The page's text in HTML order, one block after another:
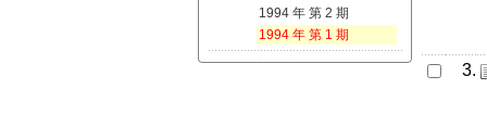
1994 年 第 2 期
1994 年 第 1 期
3.